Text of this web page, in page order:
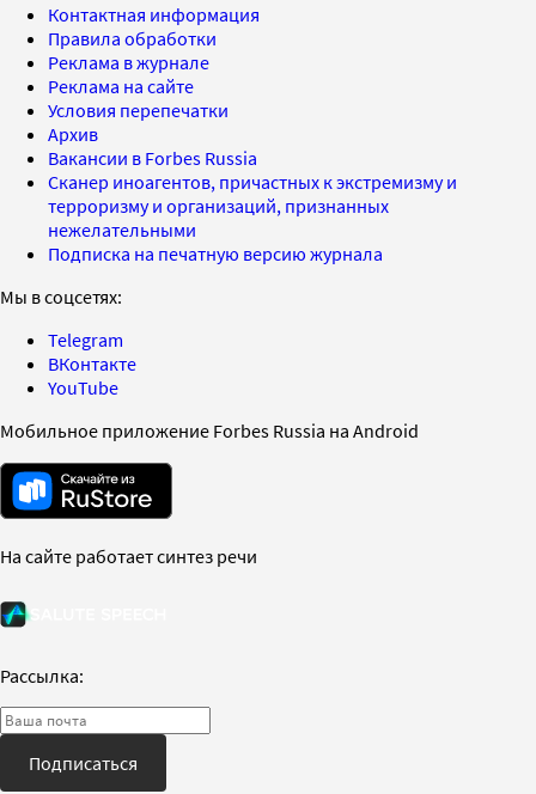
Контактная информация
Правила обработки
Реклама в журнале
Реклама на сайте
Условия перепечатки
Архив
Вакансии в Forbes Russia
Сканер иноагентов, причастных к экстремизму и
терроризму и организаций, признанных
нежелательными
Подписка на печатную версию журнала
Мы в соцсетях:
Telegram
ВКонтакте
YouTube
Мобильное приложение Forbes Russia на Android
На сайте работает синтез речи
Рассылка:
Подписаться